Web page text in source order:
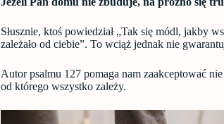
Słusznie, ktoś powiedział „Tak się módl, jakby
zależało od ciebie”. To wciąż jednak nie
Autor psalmu 127 pomaga nam zaakceptować
od którego wszystko zależy.